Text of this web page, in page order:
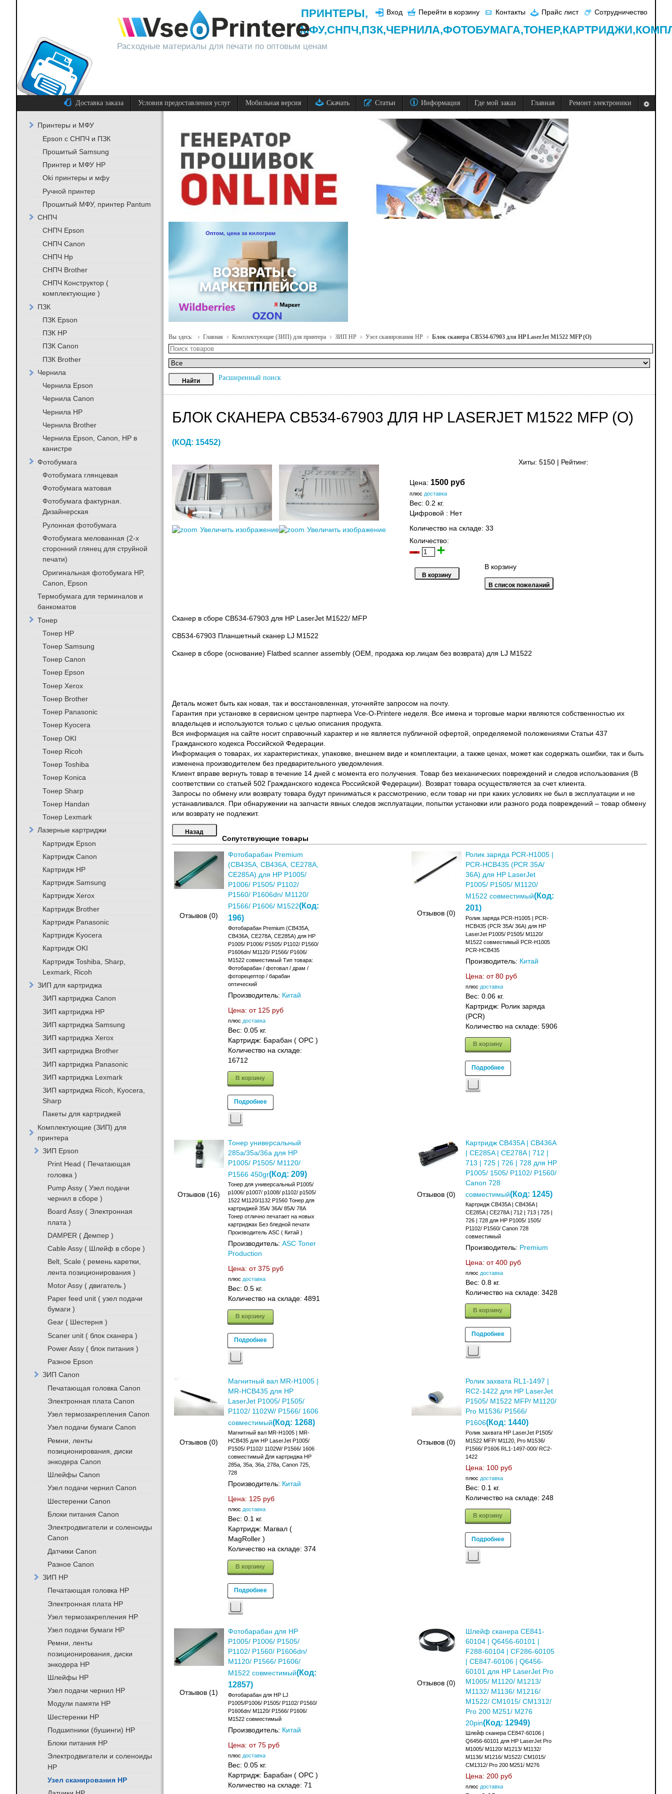
Расходные материалы для печати по оптовым ценам
Вход Перейти в корзину Контакты Прайс лист Сотрудничество
ПРИНТЕРЫ,
МФУ,СНПЧ,ПЗК,ЧЕРНИЛА,ФОТОБУМАГА,ТОНЕР,КАРТРИДЖИ,
Доставка заказа Условия предоставления услуг Мобильная версия Скачать Статьи Информация Где мой заказ Главная Ремонт электроники
Вы здесь: Главная Комплектующие (ЗИП) для принтера ЗИП HP Узел сканирования HP Блок сканера CB534-67903 для HP LaserJet M1522 MFP (О)
Расширенный поиск
БЛОК СКАНЕРА CB534-67903 ДЛЯ HP LASERJET M1522 MFP (О)
(КОД: 15452)
Хиты: 5150 Рейтинг:
Увеличить изображение Увеличить изображение
Цена: 1500 руб
плюс доставка
Вес: 0.2 кг.
Цифровой : Нет
Количество на складе: 33
Количество:
В корзину
Сканер в сборе CB534-67903 для HP LaserJet M1522/ MFP
CB534-67903 Планшетный сканер LJ M1522
Сканер в сборе (основание) Flatbed scanner assembly (OEM, продажа юр.лицам без возврата) для LJ M1522
Деталь может быть как новая, так и восстановленная, уточняйте запросом на почту.
Гарантия при установке в сервисном центре партнера Vce-O-Printere неделя. Все имена и торговые марки являются собственностью их
владельцев и используются только с целью описания продукта.
Вся информация на сайте носит справочный характер и не является публичной офертой, определяемой положениями Статьи 437
Гражданского кодекса Российской Федерации.
Информация о товарах, их характеристиках, упаковке, внешнем виде и комплектации, а также ценах, может как содержать ошибки, так и быть
изменена производителем без предварительного уведомления.
Клиент вправе вернуть товар в течение 14 дней с момента его получения. Товар без механических повреждений и следов использования (В
соответствии со статьей 502 Гражданского кодекса Российской Федерации). Возврат товара осуществляется за счет клиента.
Запросы по обмену или возврату товара будут приниматься к рассмотрению, если товар ни при каких условиях не был в эксплуатации и не
устанавливался. При обнаружении на запчасти явных следов эксплуатации, попытки установки или разного рода повреждений – товар обмену
или возврату не подлежит.
Сопутствующие товары
Отзывов (0)
Фотобарабан Premium
(CB435A, CB436A, CE278A,
CE285A) для HP P1005/
P1006/ P1505/ P1102/
P1560/ P1606dn/ M1120/
P1566/ P1606/ M1522(Код:
196)
Фотобарабан Premium (CB435A,
CB436A, CE278A, CE285A) для HP
P1005/ P1006/ P1505/ P1102/ P1560/
P1606dn/ M1120/ P1566/ P1606/
M1522 совместимый Тип товара:
Фотобарабан / фотовал / драм /
фоторецептор / барабан
оптический
Производитель: Китай
Цена: от 125 руб
плюс доставка
Вес: 0.05 кг.
Картридж: Барабан ( OPC )
Количество на складе:
16712
В корзину
Подробнее
Отзывов (0)
Ролик заряда PCR-H1005 |
PCR-HCB435 (PCR 35A/
36A) для HP LaserJet
P1005/ P1505/ M1120/
M1522 совместимый(Код:
201)
Ролик заряда PCR-H1005 | PCR-
HCB435 (PCR 35A/ 36A) для HP
LaserJet P1005/ P1505/ M1120/
M1522 совместимый PCR-H1005
PCR-HCB435
Производитель: Китай
Цена: от 80 руб
плюс доставка
Вес: 0.06 кг.
Картридж: Ролик заряда
(PCR)
Количество на складе: 5906
В корзину
Подробнее
Отзывов (16)
Тонер универсальный
285a/35a/36a для HP
P1005/ P1505/ M1120/
P1566 450gr(Код: 209)
Тонер для универсальный P1005/
p1006/ p1007/ p1008/ p1102/ p1505/
1522 M1120/1132 P1560 Тонер для
картриджей 35A/ 36A/ 85A/ 78A
Тонер отлично печатает на новых
картриджах Без бледной печати
Производитель ASC ( Китай )
Производитель: ASC Toner
Production
Цена: от 375 руб
плюс доставка
Вес: 0.5 кг.
Количество на складе: 4891
В корзину
Подробнее
Отзывов (0)
Картридж CB435A | CB436A
| CE285A | CE278A | 712 |
713 | 725 | 726 | 728 для HP
P1005/ 1505/ P1102/ P1560/
Canon 728
совместимый(Код: 1245)
Картридж CB435A | CB436A |
CE285A | CE278A | 712 | 713 | 725 |
726 | 728 для HP P1005/ 1505/
P1102/ P1560/ Canon 728
совместимый
Производитель: Premium
Цена: от 400 руб
плюс доставка
Вес: 0.8 кг.
Количество на складе: 3428
В корзину
Подробнее
Отзывов (0)
Магнитный вал MR-H1005 |
MR-HCB435 для HP
LaserJet P1005/ P1505/
P1102/ 1102W/ P1566/ 1606
совместимый(Код: 1268)
Магнитный вал MR-H1005 | MR-
HCB435 для HP LaserJet P1005/
P1505/ P1102/ 1102W/ P1566/ 1606
совместимый Для картриджа HP
285a, 35a, 36a, 278a, Canon 725,
728
Производитель: Китай
Цена: 125 руб
плюс доставка
Вес: 0.1 кг.
Картридж: Магвал (
MagRoller )
Количество на складе: 374
В корзину
Подробнее
Отзывов (0)
Ролик захвата RL1-1497 |
RC2-1422 для HP LaserJet
P1505/ M1522 MFP/ M1120/
Pro M1536/ P1566/
P1606(Код: 1440)
Ролик захвата HP LaserJet P1505/
M1522 MFP/ M1120, Pro M1536/
P1566/ P1606 RL1-1497-000/ RC2-
1422
Цена: 100 руб
плюс доставка
Вес: 0.1 кг.
Количество на складе: 248
В корзину
Подробнее
Отзывов (1)
Фотобарабан для HP
P1005/ P1006/ P1505/
P1102/ P1560/ P1606dn/
M1120/ P1566/ P1606/
M1522 совместимый(Код:
12857)
Фотобарабан для HP LJ
P1005/P1006/ P1505/ P1102/ P1560/
P1606dn/ M1120/ P1566/ P1606/
M1522 совместимый
Производитель: Китай
Цена: от 75 руб
плюс доставка
Вес: 0.05 кг.
Картридж: Барабан ( OPC )
Количество на складе: 71
Отзывов (0)
Шлейф сканера CE841-
60104 | Q6456-60101 |
F288-60104 | CF286-60105
| CE847-60106 | Q6456-
60101 для HP LaserJet Pro
M1005/ M1120/ M1213/
M1132/ M1136/ M1216/
M1522/ CM1015/ CM1312/
Pro 200 M251/ M276
20pin(Код: 12949)
Шлейф сканера CE847-60106 |
Q6456-60101 для HP LaserJet Pro
M1005/ M1120/ M1213/ M1132/
M1136/ M1216/ M1522/ CM1015/
CM1312/ Pro 200 M251/ M276
Цена: 200 руб
плюс доставка
Принтеры и МФУ
Epson с СНПЧ и ПЗК
Прошитый Samsung
Принтер и МФУ HP
Oki принтеры и мфу
Ручной принтер
Прошитый МФУ, принтер Pantum
СНПЧ
СНПЧ Epson
СНПЧ Canon
СНПЧ Hp
СНПЧ Brother
СНПЧ Конструктор (
комплектующие )
ПЗК
ПЗК Epson
ПЗК HP
ПЗК Canon
ПЗК Brother
Чернила
Чернила Epson
Чернила Canon
Чернила HP
Чернила Brother
Чернила Epson, Canon, HP в
канистре
Фотобумага
Фотобумага глянцевая
Фотобумага матовая
Фотобумага фактурная.
Дизайнерская
Рулонная фотобумага
Фотобумага мелованная (2-х
сторонний глянец для струйной
печати)
Оригинальная фотобумага HP,
Canon, Epson
Термобумага для терминалов и
банкоматов
Тонер
Тонер HP
Тонер Samsung
Тонер Canon
Тонер Epson
Тонер Xerox
Тонер Brother
Тонер Panasonic
Тонер Kyocera
Тонер OKI
Тонер Ricoh
Тонер Toshiba
Тонер Konica
Тонер Sharp
Тонер Handan
Тонер Lexmark
Лазерные картриджи
Картридж Epson
Картридж Canon
Картридж HP
Картридж Samsung
Картридж Xerox
Картридж Brother
Картридж Panasonic
Картридж Kyocera
Картридж OKI
Картридж Toshiba, Sharp,
Lexmark, Ricoh
ЗИП для картриджа
ЗИП картриджа Canon
ЗИП картриджа HP
ЗИП картриджа Samsung
ЗИП картриджа Xerox
ЗИП картриджа Brother
ЗИП картриджа Panasonic
ЗИП картриджа Lexmark
ЗИП картриджа Ricoh, Kyocera,
Sharp
Пакеты для картриджей
Комплектующие (ЗИП) для
принтера
ЗИП Epson
Print Head ( Печатающая
головка )
Pump Assy ( Узел подачи
чернил в сборе )
Board Assy ( Электронная
плата )
DAMPER ( Демпер )
Cable Assy ( Шлейф в сборе )
Belt, Scale ( ремень каретки,
лента позиционирования )
Motor Assy ( двигатель )
Paper feed unit ( узел подачи
бумаги )
Gear ( Шестерня )
Scaner unit ( блок сканера )
Power Assy ( блок питания )
Разное Epson
ЗИП Canon
Печатающая головка Canon
Электронная плата Canon
Узел термозакрепления Canon
Узел подачи бумаги Canon
Ремни, ленты
позиционирования, диски
энкодера Canon
Шлейфы Canon
Узел подачи чернил Canon
Шестеренки Canon
Блоки питания Canon
Электродвигатели и соленоиды
Canon
Датчики Canon
Разное Canon
ЗИП HP
Печатающая головка HP
Электронная плата HP
Узел термозакрепления HP
Узел подачи бумаги HP
Ремни, ленты
позиционирования, диски
энкодера HP
Шлейфы HP
Узел подачи чернил HP
Модули памяти HP
Шестеренки HP
Подшипники (бушинги) HP
Блоки питания HP
Электродвигатели и соленоиды
HP
Узел сканирования HP